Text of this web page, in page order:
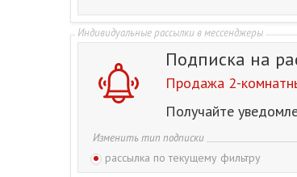
Подписка на
Продажа 2-
Получайте
Изменить тип подписки
рассылка по текущему фильтру